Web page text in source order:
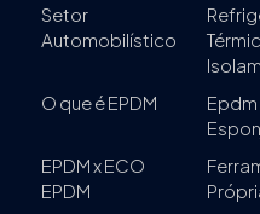
Setor
Automobilístico
O que é EPDM
EPDM x ECO
EPDM